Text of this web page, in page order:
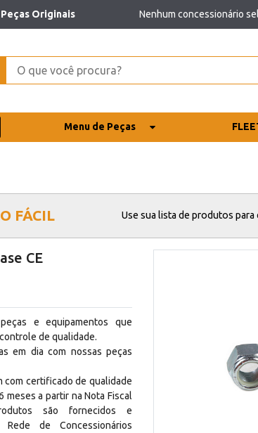
Originais Nenhum concessionário
Menu de Peças
FÁCIL Use sua lista de produtos para
CE
e equipamentos que
de qualidade.
em dia com nossas peças
com certificado de qualidade
meses a partir na Nota Fiscal
são fornecidos e
de Concessionários